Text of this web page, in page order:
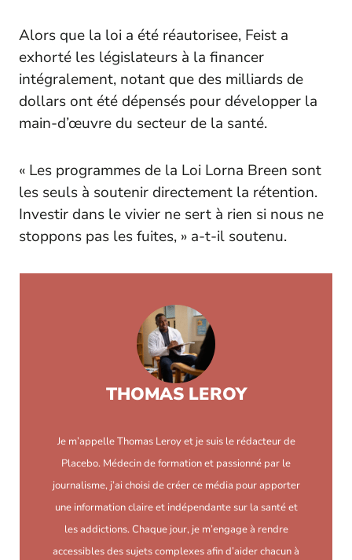
Alors que la loi a été réautorisee, Feist a
exhorté les législateurs à la financer
intégralement, notant que des milliards de
dollars ont été dépensés pour développer la
main-d’œuvre du secteur de la santé.
« Les programmes de la Loi Lorna Breen sont
les seuls à soutenir directement la rétention.
Investir dans le vivier ne sert à rien si nous ne
stoppons pas les fuites, » a-t-il soutenu.
THOMAS LEROY
Je m’appelle Thomas Leroy et je suis le rédacteur de
Placebo. Médecin de formation et passionné par le
journalisme, j’ai choisi de créer ce média pour apporter
une information claire et indépendante sur la santé et
les addictions. Chaque jour, je m’engage à rendre
accessibles des sujets complexes afin d’aider chacun à